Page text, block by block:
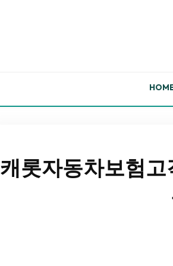
캐롯자동차보험고